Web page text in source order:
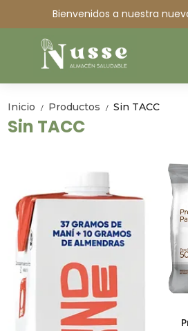
Bienvenidos a nuestra
Inicio / Productos / Sin TACC
Sin TACC